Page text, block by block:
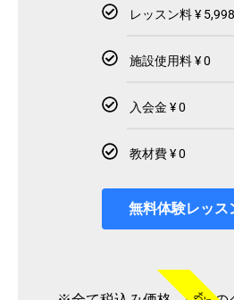
レッスン料 ¥
施設使用料 ¥ 0
入会金 ¥ 0
教材費 ¥ 0
無料体験レッス